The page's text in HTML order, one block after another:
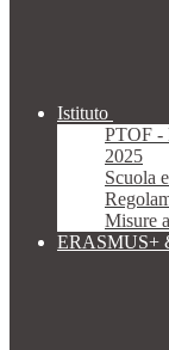
Istituto
PTOF -
2025
Scuola
Misure
ERASMUS+